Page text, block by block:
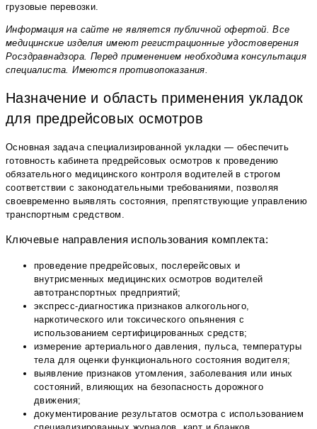
грузовые перевозки.
Информация на сайте не является публичной офертой. Все
медицинские изделия имеют регистрационные удостоверения
Росздравнадзора. Перед применением необходима консультация
специалиста. Имеются противопоказания.
Назначение и область применения укладок
для предрейсовых осмотров
Основная задача специализированной укладки — обеспечить
готовность кабинета предрейсовых осмотров к проведению
обязательного медицинского контроля водителей в строгом
соответствии с законодательными требованиями, позволяя
своевременно выявлять состояния, препятствующие управлению
транспортным средством.
Ключевые направления использования комплекта:
проведение предрейсовых, послерейсовых и
внутрисменных медицинских осмотров водителей
автотранспортных предприятий;
экспресс-диагностика признаков алкогольного,
наркотического или токсического опьянения с
использованием сертифицированных средств;
измерение артериального давления, пульса, температуры
тела для оценки функционального состояния водителя;
выявление признаков утомления, заболевания или иных
состояний, влияющих на безопасность дорожного
движения;
документирование результатов осмотра с использованием
специализированных журналов, карт и бланков